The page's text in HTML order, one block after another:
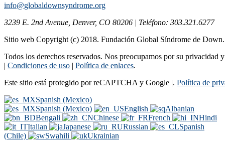
info@globaldownsyndrome.org
3239 E. 2nd Avenue, Denver, CO 80206 | Teléfono: 303.321.6277
Sitio web Copyright (c) 2018. Fundación Global Síndrome de
Todos los derechos reservados. Nos preocupamos por su
| Condiciones de uso | Política de enlaces.
Este sitio está protegido por reCAPTCHA y Google |. Política de
Spanish (Mexico)
Spanish (Mexico)
English
Albanian
Bengali
Chinese French
Hindi
Italian
Japanese Russian
Spanish
(Chile)
Swahili Ukrainian